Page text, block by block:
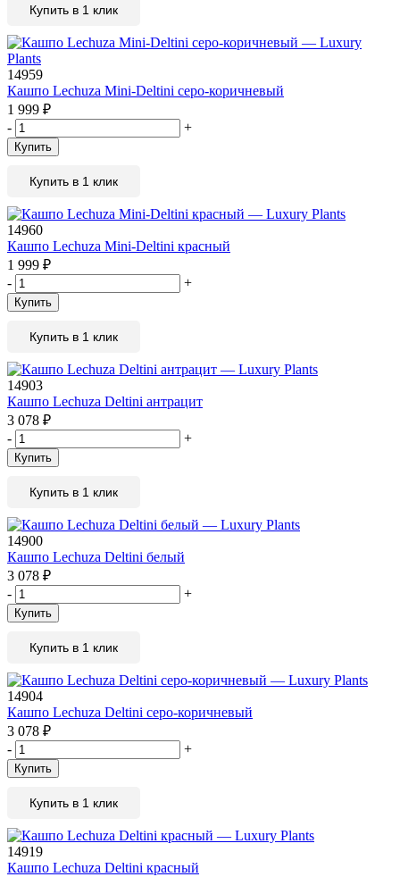
Купить в 1 клик
14959
Кашпо Lechuza Mini-Deltini серо-коричневый
1 999 ₽
-
+
Купить
Купить в 1 клик
14960
Кашпо Lechuza Mini-Deltini красный
1 999 ₽
-
+
Купить
Купить в 1 клик
14903
Кашпо Lechuza Deltini антрацит
3 078 ₽
-
+
Купить
Купить в 1 клик
14900
Кашпо Lechuza Deltini белый
3 078 ₽
-
+
Купить
Купить в 1 клик
14904
Кашпо Lechuza Deltini серо-коричневый
3 078 ₽
-
+
Купить
Купить в 1 клик
14919
Кашпо Lechuza Deltini красный